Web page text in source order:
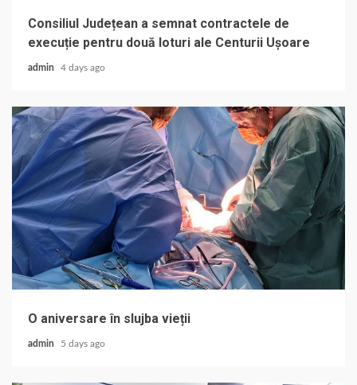
Consiliul Județean a semnat contractele de
execuție pentru două loturi ale Centurii Ușoare
admin 4 days ago
O aniversare în slujba vieții
admin 5 days ago